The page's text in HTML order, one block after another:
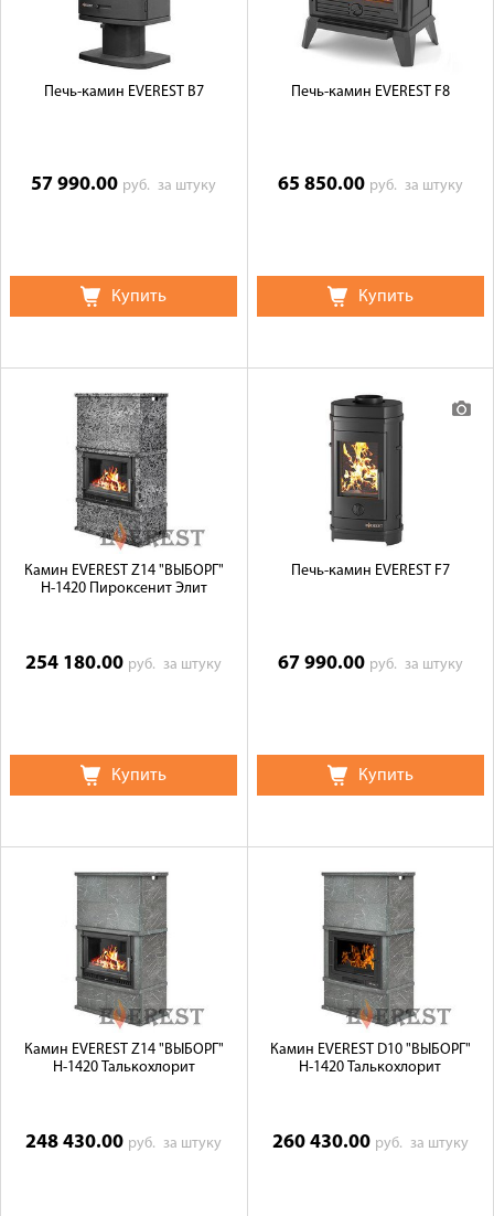
Печь-камин EVEREST B7
57 990.00 руб.за штуку
Купить
Печь-камин EVEREST F8
65 850.00 руб. за штуку
Купить
Камин EVEREST Z14 "ВЫБОРГ"
Н-1420 Пироксенит Элит
254 180.00 руб.за штуку
Купить
Печь-камин EVEREST F7
67 990.00 руб. за штуку
Купить
Камин EVEREST Z14 "ВЫБОРГ"
Н-1420 Талькохлорит
248 430.00 руб.за штуку
Камин EVEREST D10 "ВЫБОРГ"
Н-1420 Талькохлорит
260 430.00 руб. за штуку